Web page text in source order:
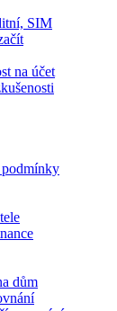
SIM
na účet
dům